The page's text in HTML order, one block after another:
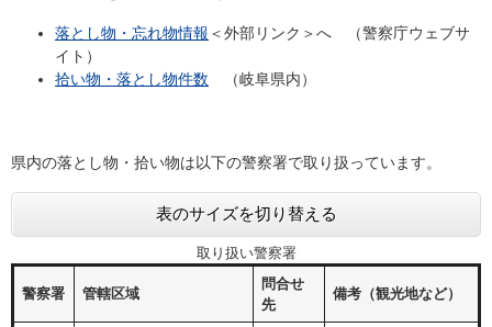
落とし物・忘れ物情報 ＜外部リンク＞へ （警察庁ウェブサ
イト）
拾い物・落とし物件数 （岐阜県内）
県内の落とし物・拾い物は以下の警察署で取り扱っています。
表のサイズを切り替える
取り扱い警察署
警察署 管轄区域
問合せ
先
備考（観光地など）